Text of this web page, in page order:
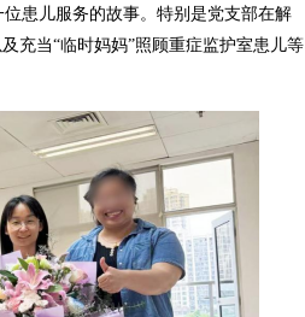
患儿服务的故事。特别是党支部在解
充当“临时妈妈”照顾重症监护室患儿等